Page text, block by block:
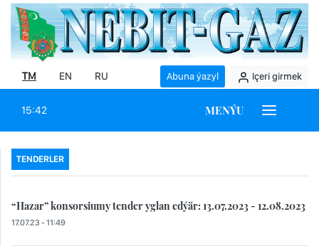
TM EN RU Abuna ýazyl Içeri girmek
15:42 MENÝU
TENDERLER
“Hazar” konsorsiumy tender yglan edýär: 13.07.2023 - 12.08.2023
17.07.23 - 11:49